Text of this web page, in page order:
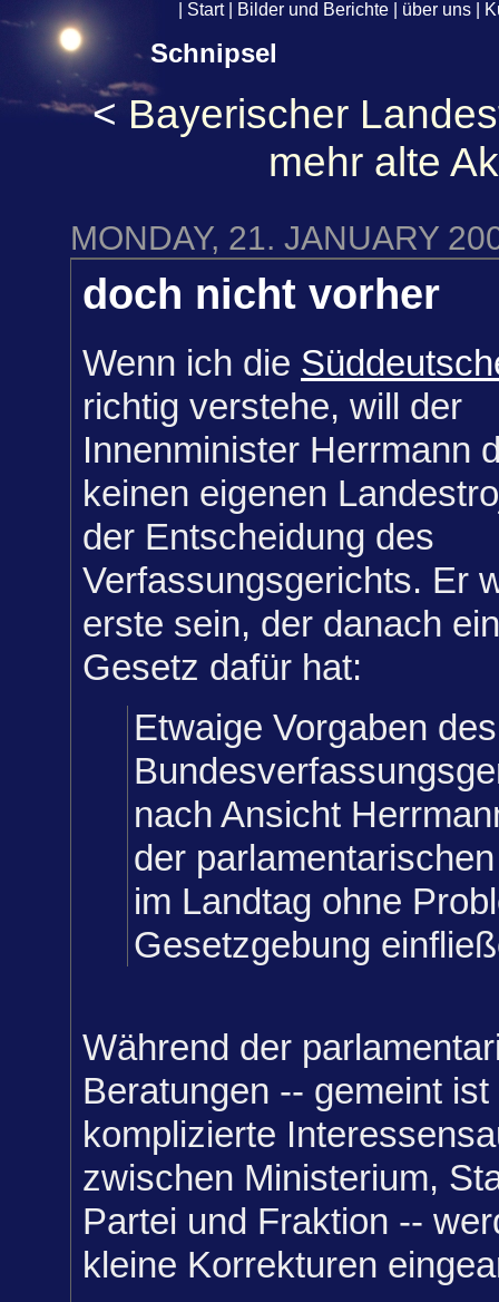
Start| Bilder und Berichte über uns
Schnipsel
< Bayerischer
mehr alte
MONDAY, 21. JANUARY
doch nicht vorher
Wenn ich die
richtig verstehe, will der
Innenminister Herrmann
keinen eigenen
der Entscheidung des
Verfassungsgerichts. Er
erste sein, der danach
Gesetz dafür hat:
Etwaige Vorgaben des
nach Ansicht
der
im Landtag ohne
Gesetzgebung
Während der
Beratungen -- gemeint
komplizierte
zwischen Ministerium,
Partei und Fraktion --
kleine Korrekturen